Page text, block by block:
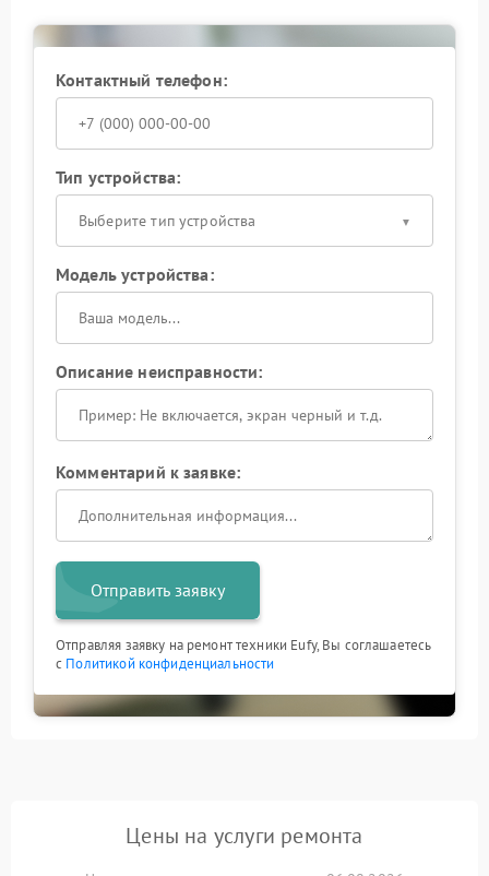
Контактный телефон:
Тип устройства:
Выберите тип устройства
Модель устройства:
Описание неисправности:
Комментарий к заявке:
Отправить заявку
Отправляя заявку на ремонт техники Eufy, Вы соглашаетесь
с Политикой конфиденциальности
Цены на услуги ремонта